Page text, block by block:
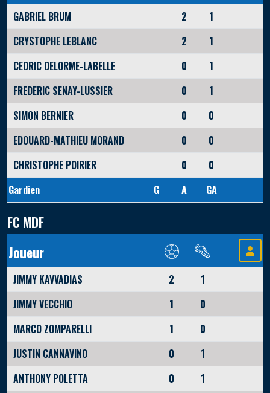
GABRIEL BRUM 2
1
CRYSTOPHE LEBLANC
2
1
CEDRIC DELORME-LABELLE
0
1
FREDERIC SENAY-LUSSIER
0
1
SIMON BERNIER
0
0
EDOUARD-MATHIEU MORAND
0
0
CHRISTOPHE POIRIER
0
0
Gardien
G A GA
FC MDF
Joueur
JIMMY KAVVADIAS 2
1
JIMMY VECCHIO
1
0
MARCO ZOMPARELLI
1
0
JUSTIN CANNAVINO
0
1
ANTHONY POLETTA
0
1